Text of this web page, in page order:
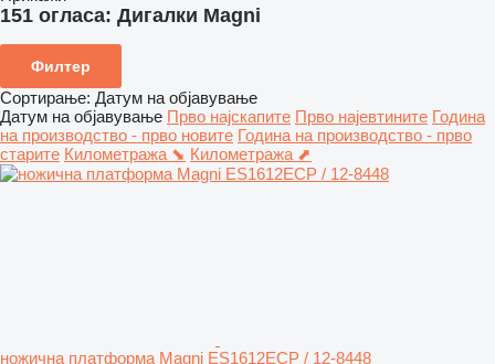
151 огласа: Дигалки Magni
Филтер
Сортирање: Датум на објавување
Датум на објавување Прво најскапите Прво најевтините Година
на производство - прво новите Година на производство - прво
старите Километража ⬊ Километража ⬈
ножична платформа Magni ES1612ECP / 12-8448